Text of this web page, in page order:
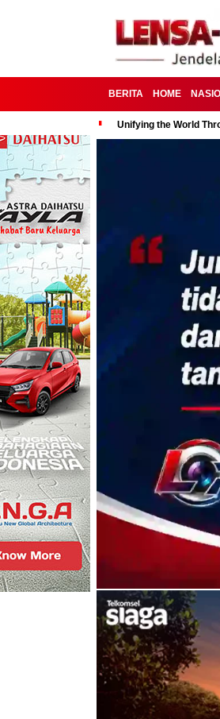
BERITA HOME
Unifying the World